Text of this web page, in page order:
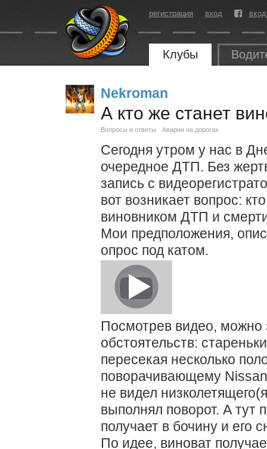
регистрация вход
Клубы
Nekroman
А кто же станет
Вопросы и ответы Аварии на дорогах
Сегодня утром у нас в
очередное ДТП. Без
запись с
вот возникает вопрос:
виновником ДТП и
Мои предположения,
опрос под катом.
Посмотрев видео, можно
обстоятельств:
пересекая несколько
поворачивающему
не видел
выполнял поворот. А тут
получает в бочину и его
По идее, виноват